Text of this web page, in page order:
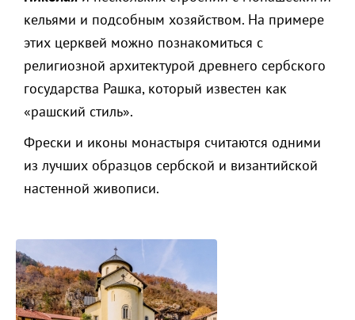
кельями и подсобным хозяйством. На примере
этих церквей можно познакомиться с
религиозной архитектурой древнего сербского
государства Рашка, который известен как
«рашский стиль».
Фрески и иконы монастыря считаются одними
из лучших образцов сербской и византийской
настенной живописи.